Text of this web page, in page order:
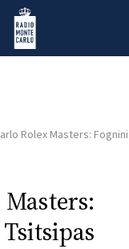
Radio Monte Carlo
Rolex Masters: Fognini